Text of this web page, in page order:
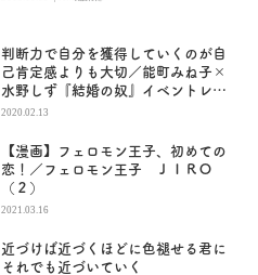
判断力で自分を獲得していくのが自
己肯定感よりも大切／能町みね子×
水野しず『結婚の奴』イベントレポ
ート
2020.02.13
【漫画】フェロモン王子、初めての
恋！／フェロモン王子 ＪＩＲＯ
（２）
2021.03.16
近づけば近づくほどに色褪せる君に
それでも近づいていく